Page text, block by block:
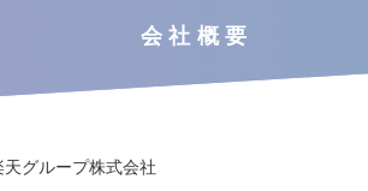
会社概要
天グループ株式会社